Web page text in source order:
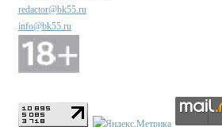
redactor@bk55.ru
info@bk55.ru